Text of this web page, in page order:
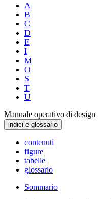
A
B
C
D
E
I
M
O
S
T
U
Manuale operativo di design
indici e glossario
contenuti
figure
tabelle
glossario
Sommario